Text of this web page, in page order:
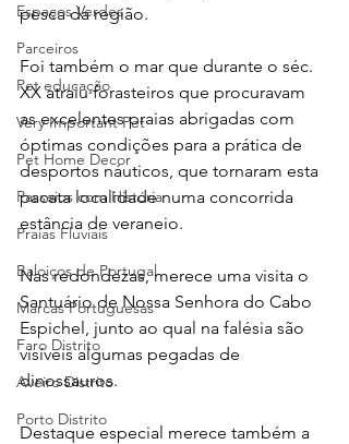
Espaços Verdes
Parceiros
Pet educação
Very Important Pet
Pet Home Decor
Passeios com História
Praias Fluviais
Baloiços de Portugal
Marcas Portuguesas
Faro Distrito
Aveiro Distrito
Porto Distrito
pesca da região.
Foi também o mar que durante o séc.
XX atraiu forasteiros que procuravam
as excelentes praias abrigadas com
óptimas condições para a prática de
desportos náuticos, que tornaram esta
pacata localidade numa concorrida
estância de veraneio.
Nas redondezas, merece uma visita o
Santuário de Nossa Senhora do Cabo
Espichel, junto ao qual na falésia são
visíveis algumas pegadas de
dinossauros.
Destaque especial merece também a